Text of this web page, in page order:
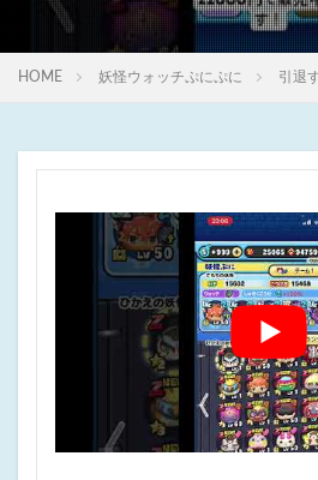
HOME 妖怪ウォッチぷにぷに 引退